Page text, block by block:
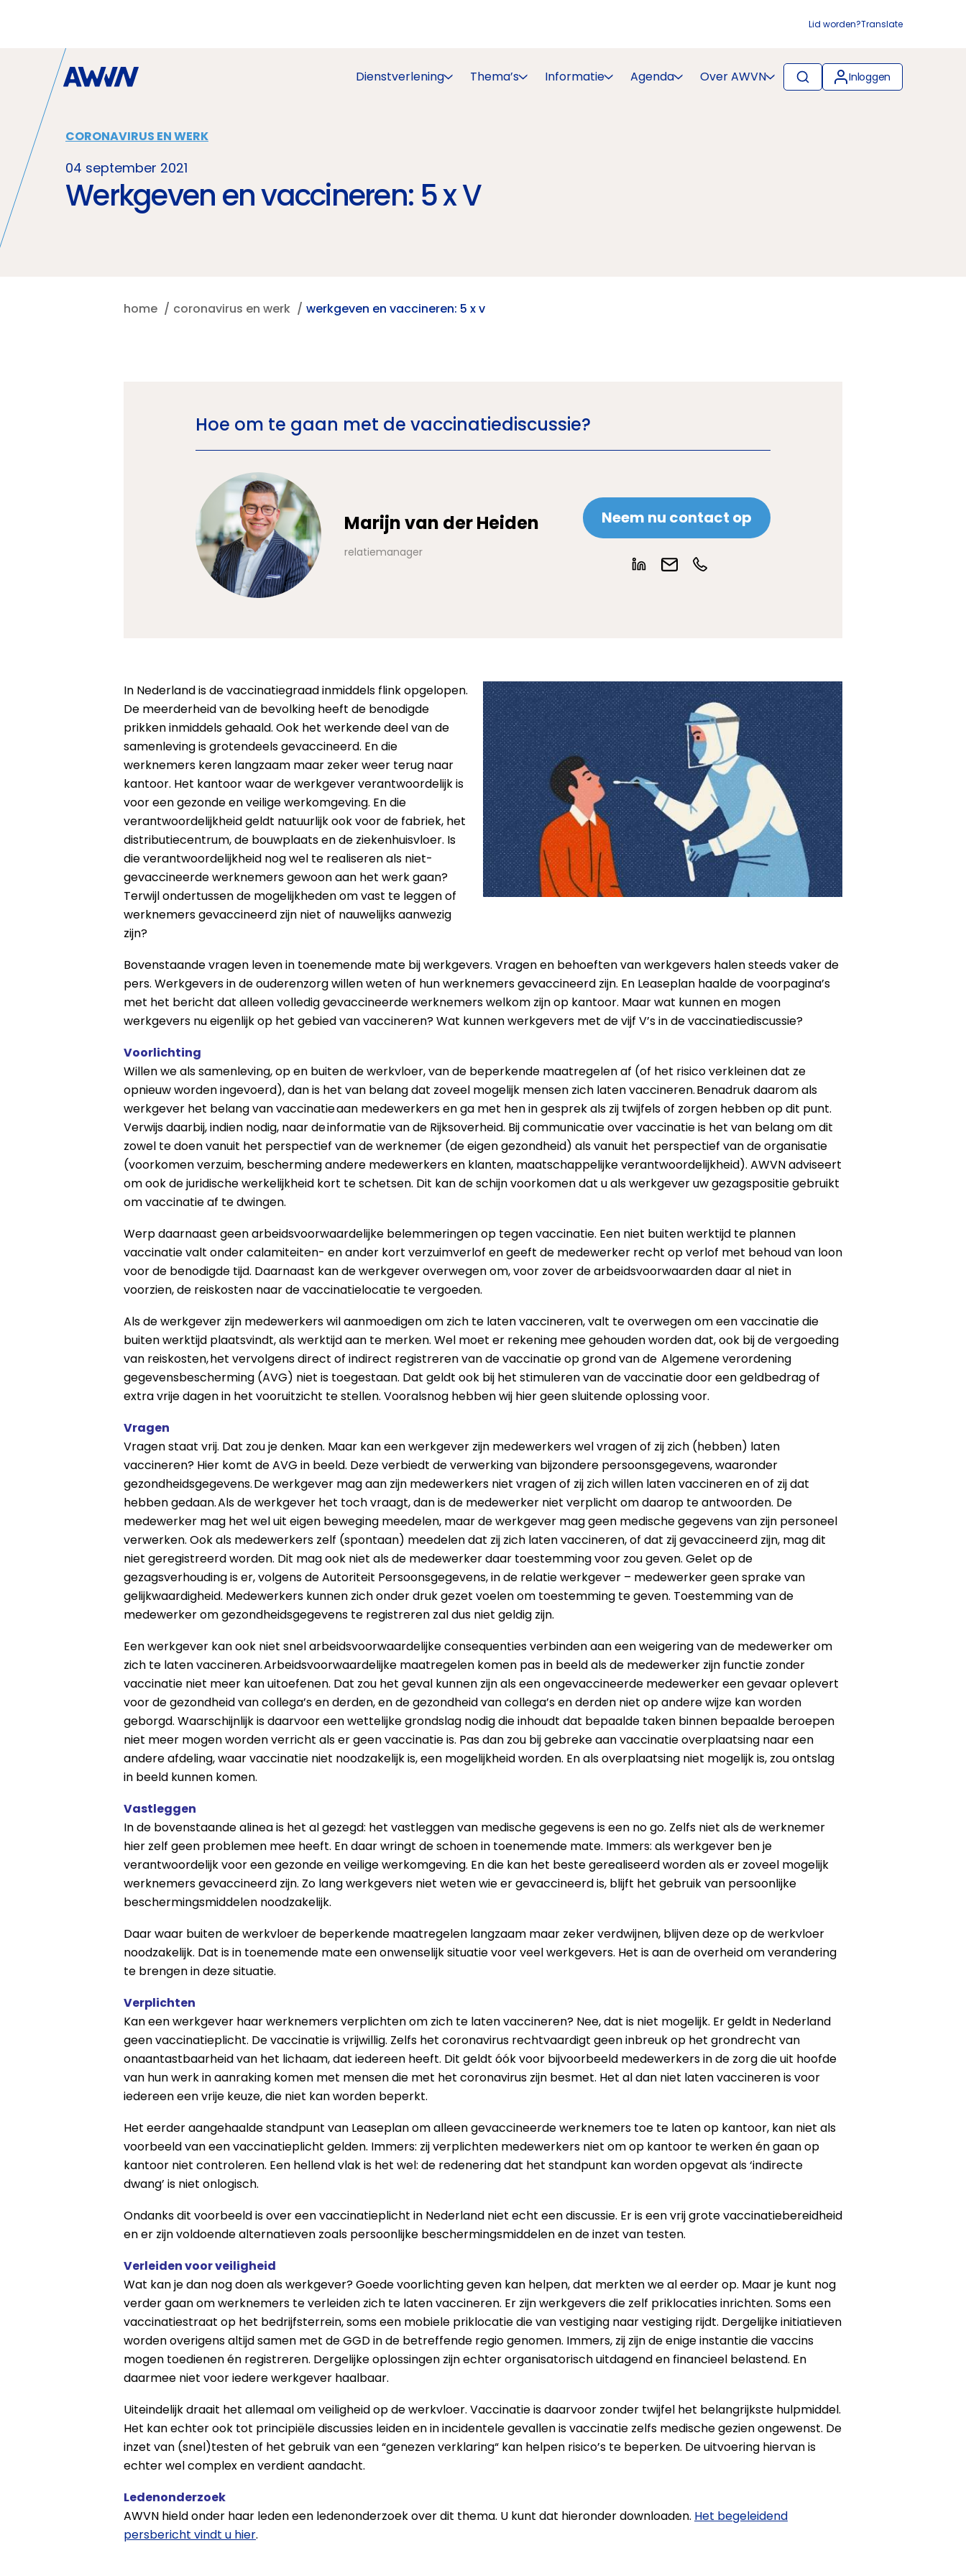
Lid worden?Translate
Dienstverlening Thema’s Informatie Agenda Over AWVN Inloggen
CORONAVIRUS EN WERK
04 september 2021
Werkgeven en vaccineren: 5 x V
home coronavirus en werk werkgeven en vaccineren: 5 x v
Hoe om te gaan met de vaccinatiediscussie?
Marijn van der Heiden
relatiemanager
Neem nu contact op
In Nederland is de vaccinatiegraad inmiddels flink opgelopen.
De meerderheid van de bevolking heeft de benodigde
prikken inmiddels gehaald. Ook het werkende deel van de
samenleving is grotendeels gevaccineerd. En die
werknemers keren langzaam maar zeker weer terug naar
kantoor. Het kantoor waar de werkgever verantwoordelijk is
voor een gezonde en veilige werkomgeving. En die
verantwoordelijkheid geldt natuurlijk ook voor de fabriek, het
distributiecentrum, de bouwplaats en de ziekenhuisvloer. Is
die verantwoordelijkheid nog wel te realiseren als niet-
gevaccineerde werknemers gewoon aan het werk gaan?
Terwijl ondertussen de mogelijkheden om vast te leggen of
werknemers gevaccineerd zijn niet of nauwelijks aanwezig
zijn?
Bovenstaande vragen leven in toenemende mate bij werkgevers. Vragen en behoeften van werkgevers halen steeds vaker de
pers. Werkgevers in de ouderenzorg willen weten of hun werknemers gevaccineerd zijn. En Leaseplan haalde de voorpagina’s
met het bericht dat alleen volledig gevaccineerde werknemers welkom zijn op kantoor. Maar wat kunnen en mogen
werkgevers nu eigenlijk op het gebied van vaccineren? Wat kunnen werkgevers met de vijf V’s in de vaccinatiediscussie?
Voorlichting
Willen we als samenleving, op en buiten de werkvloer, van de beperkende maatregelen af (of het risico verkleinen dat ze
opnieuw worden ingevoerd), dan is het van belang dat zoveel mogelijk mensen zich laten vaccineren. Benadruk daarom als
werkgever het belang van vaccinatie aan medewerkers en ga met hen in gesprek als zij twijfels of zorgen hebben op dit punt.
Verwijs daarbij, indien nodig, naar de informatie van de Rijksoverheid. Bij communicatie over vaccinatie is het van belang om dit
zowel te doen vanuit het perspectief van de werknemer (de eigen gezondheid) als vanuit het perspectief van de organisatie
(voorkomen verzuim, bescherming andere medewerkers en klanten, maatschappelijke verantwoordelijkheid). AWVN adviseert
om ook de juridische werkelijkheid kort te schetsen. Dit kan de schijn voorkomen dat u als werkgever uw gezagspositie gebruikt
om vaccinatie af te dwingen.
Werp daarnaast geen arbeidsvoorwaardelijke belemmeringen op tegen vaccinatie. Een niet buiten werktijd te plannen
vaccinatie valt onder calamiteiten- en ander kort verzuimverlof en geeft de medewerker recht op verlof met behoud van loon
voor de benodigde tijd. Daarnaast kan de werkgever overwegen om, voor zover de arbeidsvoorwaarden daar al niet in
voorzien, de reiskosten naar de vaccinatielocatie te vergoeden.
Als de werkgever zijn medewerkers wil aanmoedigen om zich te laten vaccineren, valt te overwegen om een vaccinatie die
buiten werktijd plaatsvindt, als werktijd aan te merken. Wel moet er rekening mee gehouden worden dat, ook bij de vergoeding
van reiskosten, het vervolgens direct of indirect registreren van de vaccinatie op grond van de Algemene verordening
gegevensbescherming (AVG) niet is toegestaan. Dat geldt ook bij het stimuleren van de vaccinatie door een geldbedrag of
extra vrije dagen in het vooruitzicht te stellen. Vooralsnog hebben wij hier geen sluitende oplossing voor.
Vragen
Vragen staat vrij. Dat zou je denken. Maar kan een werkgever zijn medewerkers wel vragen of zij zich (hebben) laten
vaccineren? Hier komt de AVG in beeld. Deze verbiedt de verwerking van bijzondere persoonsgegevens, waaronder
gezondheidsgegevens. De werkgever mag aan zijn medewerkers niet vragen of zij zich willen laten vaccineren en of zij dat
hebben gedaan. Als de werkgever het toch vraagt, dan is de medewerker niet verplicht om daarop te antwoorden. De
medewerker mag het wel uit eigen beweging meedelen, maar de werkgever mag geen medische gegevens van zijn personeel
verwerken. Ook als medewerkers zelf (spontaan) meedelen dat zij zich laten vaccineren, of dat zij gevaccineerd zijn, mag dit
niet geregistreerd worden. Dit mag ook niet als de medewerker daar toestemming voor zou geven. Gelet op de
gezagsverhouding is er, volgens de Autoriteit Persoonsgegevens, in de relatie werkgever – medewerker geen sprake van
gelijkwaardigheid. Medewerkers kunnen zich onder druk gezet voelen om toestemming te geven. Toestemming van de
medewerker om gezondheidsgegevens te registreren zal dus niet geldig zijn.
Een werkgever kan ook niet snel arbeidsvoorwaardelijke consequenties verbinden aan een weigering van de medewerker om
zich te laten vaccineren. Arbeidsvoorwaardelijke maatregelen komen pas in beeld als de medewerker zijn functie zonder
vaccinatie niet meer kan uitoefenen. Dat zou het geval kunnen zijn als een ongevaccineerde medewerker een gevaar oplevert
voor de gezondheid van collega’s en derden, en de gezondheid van collega’s en derden niet op andere wijze kan worden
geborgd. Waarschijnlijk is daarvoor een wettelijke grondslag nodig die inhoudt dat bepaalde taken binnen bepaalde beroepen
niet meer mogen worden verricht als er geen vaccinatie is. Pas dan zou bij gebreke aan vaccinatie overplaatsing naar een
andere afdeling, waar vaccinatie niet noodzakelijk is, een mogelijkheid worden. En als overplaatsing niet mogelijk is, zou ontslag
in beeld kunnen komen.
Vastleggen
In de bovenstaande alinea is het al gezegd: het vastleggen van medische gegevens is een no go. Zelfs niet als de werknemer
hier zelf geen problemen mee heeft. En daar wringt de schoen in toenemende mate. Immers: als werkgever ben je
verantwoordelijk voor een gezonde en veilige werkomgeving. En die kan het beste gerealiseerd worden als er zoveel mogelijk
werknemers gevaccineerd zijn. Zo lang werkgevers niet weten wie er gevaccineerd is, blijft het gebruik van persoonlijke
beschermingsmiddelen noodzakelijk.
Daar waar buiten de werkvloer de beperkende maatregelen langzaam maar zeker verdwijnen, blijven deze op de werkvloer
noodzakelijk. Dat is in toenemende mate een onwenselijk situatie voor veel werkgevers. Het is aan de overheid om verandering
te brengen in deze situatie.
Verplichten
Kan een werkgever haar werknemers verplichten om zich te laten vaccineren? Nee, dat is niet mogelijk. Er geldt in Nederland
geen vaccinatieplicht. De vaccinatie is vrijwillig. Zelfs het coronavirus rechtvaardigt geen inbreuk op het grondrecht van
onaantastbaarheid van het lichaam, dat iedereen heeft. Dit geldt óók voor bijvoorbeeld medewerkers in de zorg die uit hoofde
van hun werk in aanraking komen met mensen die met het coronavirus zijn besmet. Het al dan niet laten vaccineren is voor
iedereen een vrije keuze, die niet kan worden beperkt.
Het eerder aangehaalde standpunt van Leaseplan om alleen gevaccineerde werknemers toe te laten op kantoor, kan niet als
voorbeeld van een vaccinatieplicht gelden. Immers: zij verplichten medewerkers niet om op kantoor te werken én gaan op
kantoor niet controleren. Een hellend vlak is het wel: de redenering dat het standpunt kan worden opgevat als ‘indirecte
dwang’ is niet onlogisch.
Ondanks dit voorbeeld is over een vaccinatieplicht in Nederland niet echt een discussie. Er is een vrij grote vaccinatiebereidheid
en er zijn voldoende alternatieven zoals persoonlijke beschermingsmiddelen en de inzet van testen.
Verleiden voor veiligheid
Wat kan je dan nog doen als werkgever? Goede voorlichting geven kan helpen, dat merkten we al eerder op. Maar je kunt nog
verder gaan om werknemers te verleiden zich te laten vaccineren. Er zijn werkgevers die zelf priklocaties inrichten. Soms een
vaccinatiestraat op het bedrijfsterrein, soms een mobiele priklocatie die van vestiging naar vestiging rijdt. Dergelijke initiatieven
worden overigens altijd samen met de GGD in de betreffende regio genomen. Immers, zij zijn de enige instantie die vaccins
mogen toedienen én registreren. Dergelijke oplossingen zijn echter organisatorisch uitdagend en financieel belastend. En
daarmee niet voor iedere werkgever haalbaar.
Uiteindelijk draait het allemaal om veiligheid op de werkvloer. Vaccinatie is daarvoor zonder twijfel het belangrijkste hulpmiddel.
Het kan echter ook tot principiële discussies leiden en in incidentele gevallen is vaccinatie zelfs medische gezien ongewenst. De
inzet van (snel)testen of het gebruik van een “genezen verklaring“ kan helpen risico’s te beperken. De uitvoering hiervan is
echter wel complex en verdient aandacht.
Ledenonderzoek
AWVN hield onder haar leden een ledenonderzoek over dit thema. U kunt dat hieronder downloaden. Het begeleidend
persbericht vindt u hier.